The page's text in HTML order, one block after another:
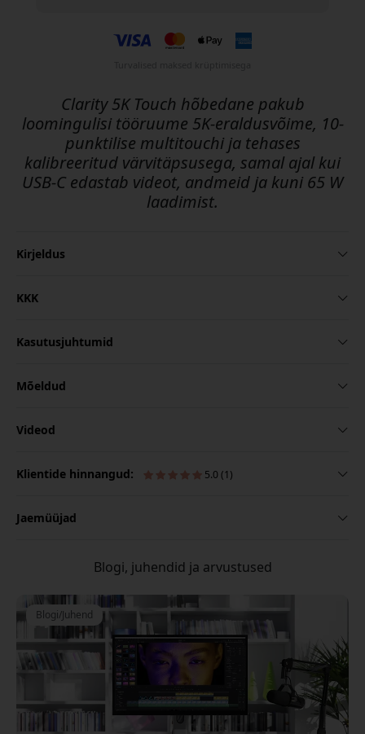
Clarity 5K Touch hõbedane pakub
loomingulisi tööruume 5K-eraldusvõime, 10-
punktilise multitouchi ja tehases
kalibreeritud värvitäpsusega, samal ajal kui
USB-C edastab videot, andmeid ja kuni 65 W
laadimist.
Kirjeldus
KKK
Kasutusjuhtumid
Mõeldud
Videod
Klientide hinnangud: 5.0 (1)
Jaemüüjad
Blogi, juhendid ja arvustused
Blogi/Juhend